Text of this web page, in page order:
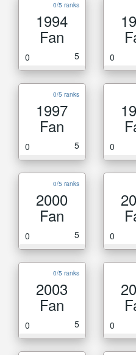
0/5 ranks
1994
Fan
0 5 0
0/5 ranks
1997
Fan
0 5 0
0/5 ranks
2000
Fan
0 5 0
0/5 ranks
2003
Fan
0 5 0